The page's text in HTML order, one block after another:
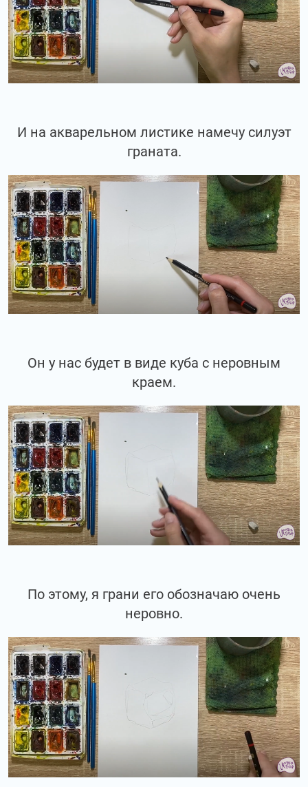
И на акварельном листике намечу силуэт
граната.
Он у нас будет в виде куба с неровным
краем.
По этому, я грани его обозначаю очень
неровно.